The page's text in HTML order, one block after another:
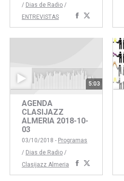
/ Dias de Radio /
ENTREVISTAS
Compartir
con
Facebook
con
Twitter
5:03
AGENDA
CLASIJAZZ
ALMERIA 2018-10-
03
03/10/2018 - Programas
/ Dias de Radio /
Clasijazz Almeria
Compartir
concon